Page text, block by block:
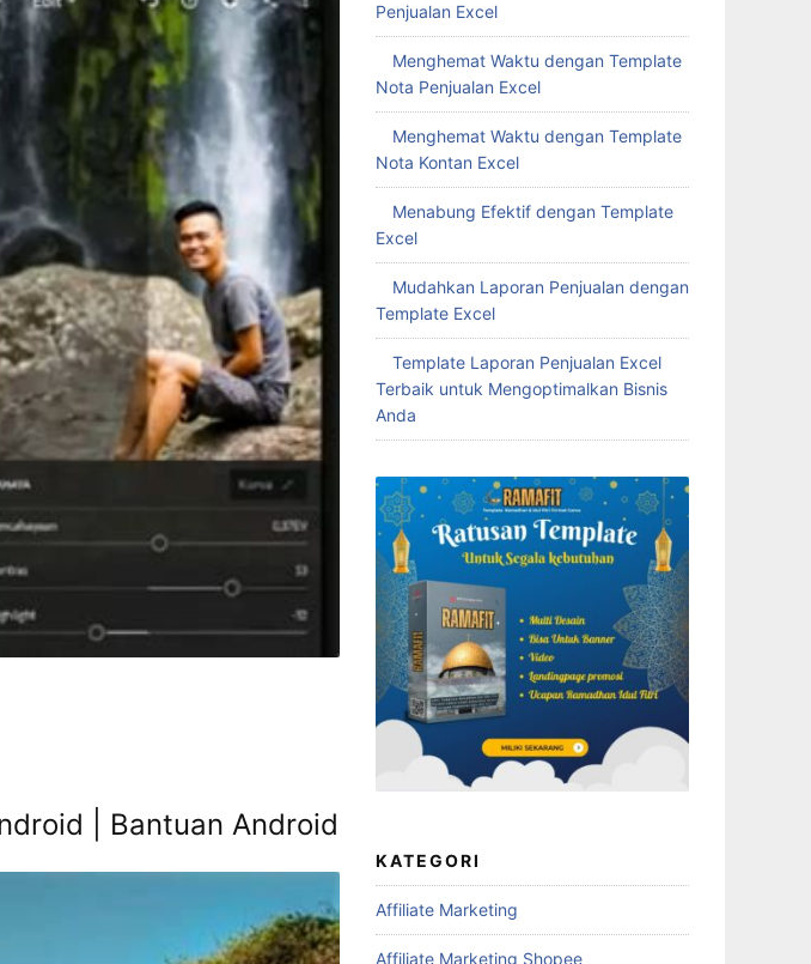
| Bantuan Android
Penjualan Excel
Menghemat Waktu dengan Template
Nota Penjualan Excel
Menghemat Waktu dengan Template
Nota Kontan Excel
Menabung Efektif dengan Template
Excel
Mudahkan Laporan Penjualan dengan
Template Excel
Template Laporan Penjualan Excel
Terbaik untuk Mengoptimalkan Bisnis
Anda
KATEGORI
Affiliate Marketing
Affiliate Marketing Shopee